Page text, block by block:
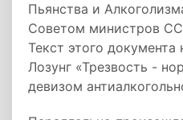
Пьянства и
Советом министров
Текст этого документа
Лозунг «Трезвость -
девизом